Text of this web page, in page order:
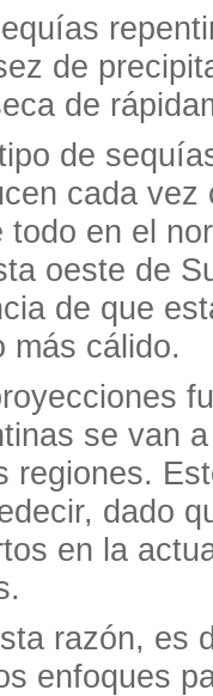
de
de
de
cada vez
todo en el
oeste de
de que
más cálido.
se van
regiones.
dado
en la
razón, es
enfoques